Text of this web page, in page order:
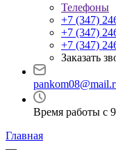
Телефоны
+7 (347)
+7 (347)
+7 (347)
Заказать
Время работы с
Главная
—